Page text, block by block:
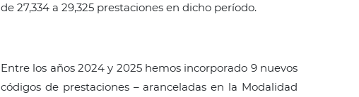
de 27,334 a 29,325 prestaciones en dicho período.
Entre los años 2024 y 2025 hemos incorporado 9 nuevos
códigos de prestaciones – aranceladas en la Modalidad